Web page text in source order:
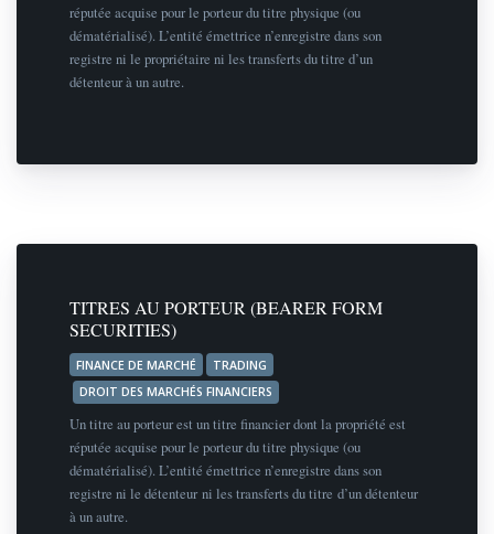
réputée acquise pour le porteur du titre physique (ou
dématérialisé). L’entité émettrice n’enregistre dans son
registre ni le propriétaire ni les transferts du titre d’un
détenteur à un autre.
TITRES AU PORTEUR (BEARER FORM
SECURITIES)
FINANCE DE MARCHÉ
TRADING
DROIT DES MARCHÉS FINANCIERS
Un titre au porteur est un titre financier dont la propriété est
réputée acquise pour le porteur du titre physique (ou
dématérialisé). L’entité émettrice n’enregistre dans son
registre ni le détenteur ni les transferts du titre d’un détenteur
à un autre.